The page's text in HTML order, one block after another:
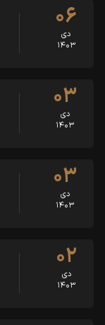
۰۶
دی
۱۴۰۳
۰۳
دی
۱۴۰۳
۰۳
دی
۱۴۰۳
۰۲
دی
۱۴۰۳